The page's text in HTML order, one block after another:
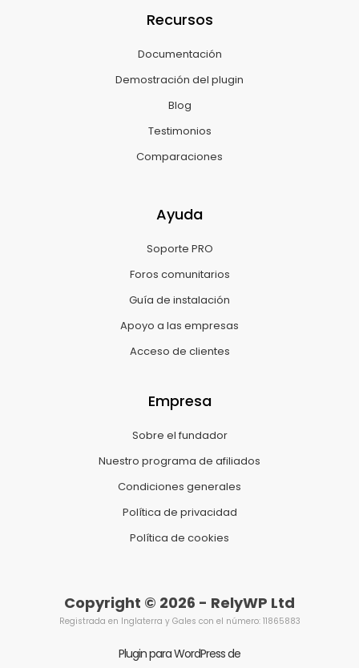
Recursos
Documentación
Demostración del plugin
Blog
Testimonios
Comparaciones
Ayuda
Soporte PRO
Foros comunitarios
Guía de instalación
Apoyo a las empresas
Acceso de clientes
Empresa
Sobre el fundador
Nuestro programa de afiliados
Condiciones generales
Política de privacidad
Política de cookies
Copyright © 2026 - RelyWP Ltd
Registrada en Inglaterra y Gales con el número: 11865883
Plugin para WordPress de